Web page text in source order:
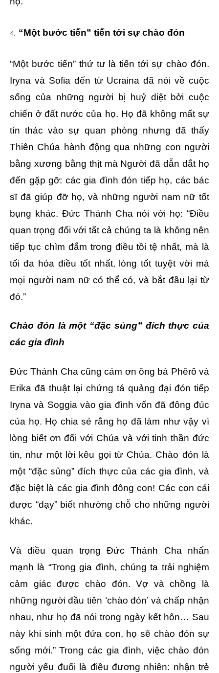
“Một bước tiến” tiến tới sự chào đón
“Một bước tiến” thứ tư là tiến tới sự chào đón.
Iryna và Sofia đến từ Ucraina đã nói về cuộc
sống của những người bị huỷ diệt bởi cuộc
chiến ở đất nước của họ. Họ đã không mất sự
tín thác vào sự quan phòng nhưng đã thấy
Thiên Chúa hành động qua những con người
bằng xương bằng thịt mà Người đã dẫn dắt họ
đến gặp gỡ: các gia đình đón tiếp họ, các bác
sĩ đã giúp đỡ họ, và những người nam nữ tốt
bụng khác. Đức Thánh Cha nói với họ: “Điều
quan trọng đối với tất cả chúng ta là không nên
tiếp tục chìm đắm trong điều tồi tệ nhất, mà là
tối đa hóa điều tốt nhất, lòng tốt tuyệt vời mà
mọi người nam nữ có thể có, và bắt đầu lại từ
đó.”
Chào đón là một “đặc sủng” đích thực của
các gia đình
Đức Thánh Cha cũng cảm ơn ông bà Phêrô và
Erika đã thuật lại chứng tá quảng đại đón tiếp
Iryna và Soggia vào gia đình vốn đã đông đúc
của họ. Họ chia sẻ rằng họ đã làm như vậy vì
lòng biết ơn đối với Chúa và với tinh thần đức
tin, như một lời kêu gọi từ Chúa. Chào đón là
một “đặc sủng” đích thực của các gia đình, và
đặc biệt là các gia đình đông con! Các con cái
được “dạy” biết nhường chỗ cho những người
khác.
Và điều quan trọng Đức Thánh Cha nhấn
mạnh là “Trong gia đình, chúng ta trải nghiệm
cảm giác được chào đón. Vợ và chồng là
những người đầu tiên ‘chào đón’ và chấp nhận
nhau, như họ đã nói trong ngày kết hôn… Sau
này khi sinh một đứa con, họ sẽ chào đón sự
sống mới.” Trong các gia đình, việc chào đón
người yếu đuối là điều đương nhiên: nhận trẻ